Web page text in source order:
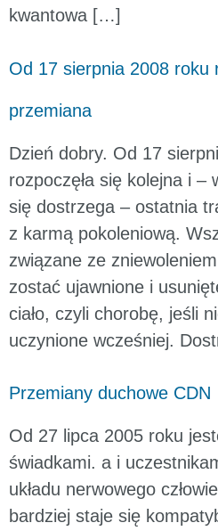
kwantowa […]
Od 17 sierpnia 2008 roku
przemiana
Dzień dobry. Od 17
rozpoczęła się kolejna i –
się dostrzega – ostatnia
z karmą pokoleniową.
związane ze
zostać ujawnione i
ciało, czyli chorobę, jeśli
uczynione wcześniej.
Przemiany duchowe CDN
Od 27 lipca 2005 roku
świadkami. a i
układu nerwowego
bardziej staje się